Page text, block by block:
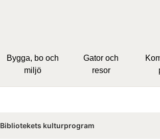
Bygga, bo och
miljö
Gator och
resor
Bibliotekets kulturprogram